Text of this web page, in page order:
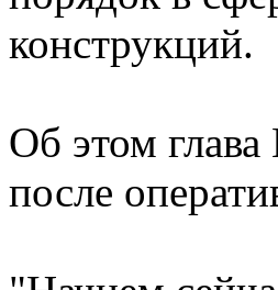
конструкций.
Об этом
после